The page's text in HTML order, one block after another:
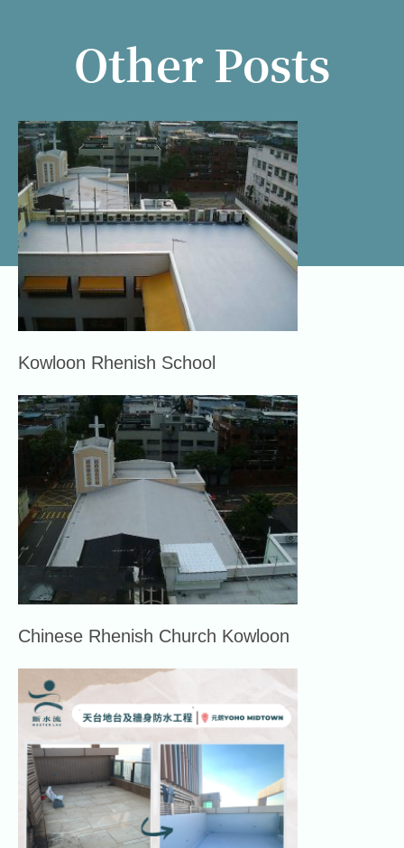
Other Posts
Kowloon Rhenish School
Chinese Rhenish Church Kowloon